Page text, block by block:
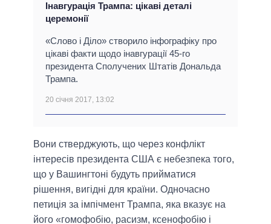
Інавгурація Трампа: цікаві деталі
церемонії
«Слово і Діло» створило інфографіку про
цікаві факти щодо інавгурації 45-го
президента Сполучених Штатів Дональда
Трампа.
20 січня 2017, 13:02
Вони стверджують, що через конфлікт
інтересів президента США є небезпека того,
що у Вашингтоні будуть прийматися
рішення, вигідні для країни. Одночасно
петиція за імпічмент Трампа, яка вказує на
його «гомофобію, расизм, ксенофобію і